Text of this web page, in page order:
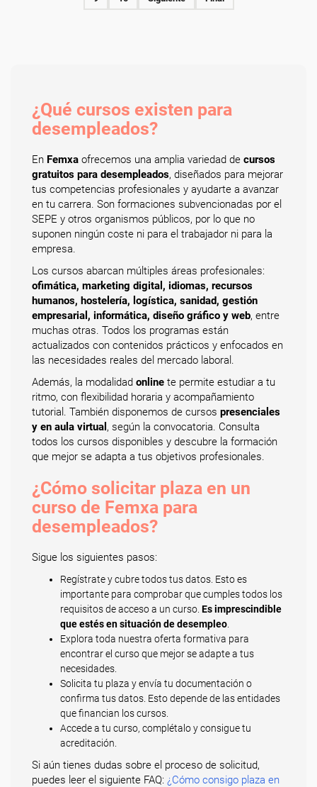
¿Qué cursos existen para
desempleados?
En Femxa ofrecemos una amplia variedad de cursos
gratuitos para desempleados, diseñados para mejorar
tus competencias profesionales y ayudarte a avanzar
en tu carrera. Son formaciones subvencionadas por el
SEPE y otros organismos públicos, por lo que no
suponen ningún coste ni para el trabajador ni para la
empresa.
Los cursos abarcan múltiples áreas profesionales:
ofimática, marketing digital, idiomas, recursos
humanos, hostelería, logística, sanidad, gestión
empresarial, informática, diseño gráfico y web, entre
muchas otras. Todos los programas están
actualizados con contenidos prácticos y enfocados en
las necesidades reales del mercado laboral.
Además, la modalidad online te permite estudiar a tu
ritmo, con flexibilidad horaria y acompañamiento
tutorial. También disponemos de cursos presenciales
y en aula virtual , según la convocatoria. Consulta
todos los cursos disponibles y descubre la formación
que mejor se adapta a tus objetivos profesionales.
¿Cómo solicitar plaza en un
curso de Femxa para
desempleados?
Sigue los siguientes pasos:
Regístrate y cubre todos tus datos. Esto es
importante para comprobar que cumples todos los
requisitos de acceso a un curso. Es imprescindible
que estés en situación de desempleo
Explora toda nuestra oferta formativa para
encontrar el curso que mejor se adapte a tus
necesidades.
Solicita tu plaza y envía tu documentación o
confirma tus datos. Esto depende de las entidades
que financian los cursos.
Accede a tu curso, complétalo y consigue tu
acreditación.
Si aún tienes dudas sobre el proceso de solicitud,
puedes leer el siguiente FAQ: ¿Cómo consigo plaza en